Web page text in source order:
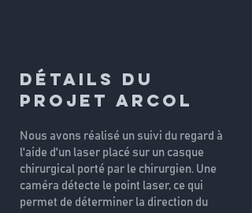
Détails du
Projet ARCOL
Nous avons réalisé un suivi du regard à
l'aide d'un laser placé sur un casque
chirurgical porté par le chirurgien. Une
caméra détecte le point laser, ce qui
permet de déterminer la direction du